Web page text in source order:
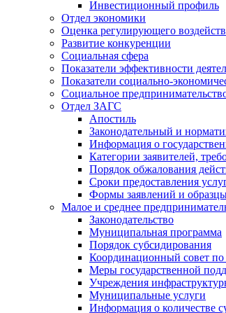
Инвестиционный профиль
Отдел экономики
Оценка регулирующего
Развитие конкуренции
Социальная сфера
Показатели эффективности
Показатели социально-
Социальное
Отдел ЗАГС
Апостиль
Законодательный и
Информация о
Категории заявителей,
Порядок обжалования
Сроки предоставления
Формы заявлений и
Малое и среднее
Законодательство
Муниципальная программа
Порядок субсидирования
Координационный совет по
Меры государственной
Учреждения
Муниципальные услуги
Информация о количестве